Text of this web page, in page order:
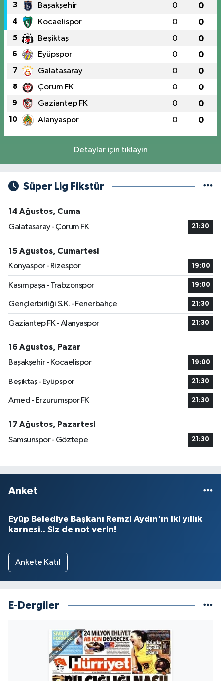
3 Başakşehir 0 0
4 Kocaelispor 0 0
5 Beşiktaş 0 0
6 Eyüpspor 0 0
7 Galatasaray 0 0
8 Çorum FK 0 0
9 Gaziantep FK 0 0
10 Alanyaspor 0 0
Detaylar için tıklayın
Süper Lig Fikstür
14 Ağustos, Cuma
Galatasaray - Çorum FK
21:30
15 Ağustos, Cumartesi
Konyaspor - Rizespor
19:00
Kasımpaşa - Trabzonspor 19:00
Gençlerbirliği S.K. - Fenerbahçe 21:30
Gaziantep FK - Alanyaspor 21:30
16 Ağustos, Pazar
Başakşehir - Kocaelispor
19:00
Beşiktaş - Eyüpspor 21:30
Amed - Erzurumspor FK 21:30
17 Ağustos, Pazartesi
Samsunspor - Göztepe
21:30
Anket
Eyüp Belediye Başkanı Remzi Aydın'ın iki yıllık
karnesi.. Siz de not verin!
Ankete Katıl
E-Dergiler